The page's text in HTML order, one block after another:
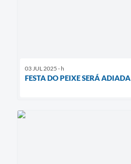
03 JUL 2025 - h
FESTA DO PEIXE SERÁ ADIADA